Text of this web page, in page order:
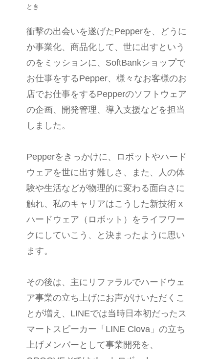
とき
衝撃の出会いを遂げたPepperを、どうに
か事業化、商品化して、世に出すという
のをミッションに、SoftBankショップで
お仕事をするPepper、様々なお客様のお
店でお仕事をするPepperのソフトウェア
の企画、開発管理、導入支援などを担当
しました。
Pepperをきっかけに、ロボットやハード
ウェアを世に出す難しさ、また、人の体
験や生活などが物理的に変わる面白さに
触れ、私のキャリアはこうした新技術 x
ハードウェア（ロボット）をライフワー
クにしていこう、と決まったように思い
ます。
その後は、主にリファラルでハードウェ
ア事業の立ち上げにお声がけいただくこ
とが増え、LINEでは当時日本初だったス
マートスピーカー「LINE Clova」の立ち
上げメンバーとして事業開発を、